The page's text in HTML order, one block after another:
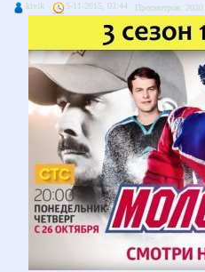
kivik 5-11-2015, 03:44 Просмотров: 2030